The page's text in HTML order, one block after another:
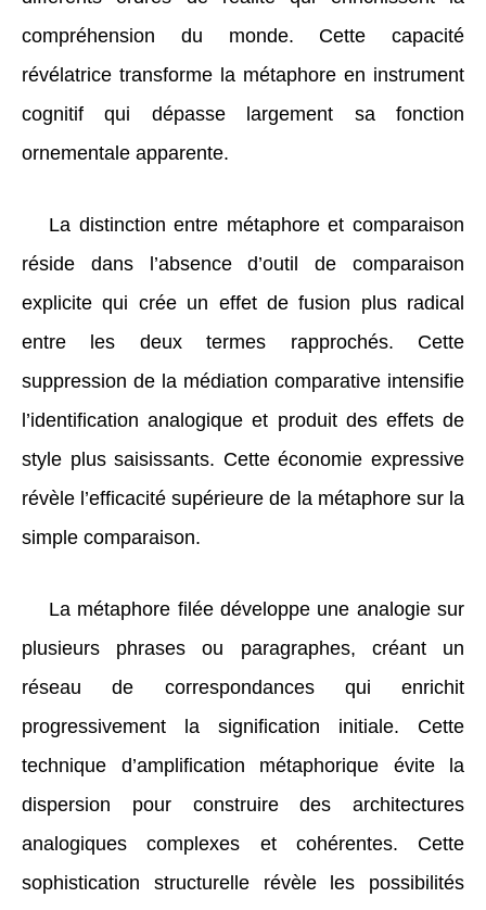
compréhension du monde. Cette capacité
révélatrice transforme la métaphore en instrument
cognitif qui dépasse largement sa fonction
ornementale apparente.
La distinction entre métaphore et comparaison
réside dans l’absence d’outil de comparaison
explicite qui crée un effet de fusion plus radical
entre les deux termes rapprochés. Cette
suppression de la médiation comparative intensifie
l’identification analogique et produit des effets de
style plus saisissants. Cette économie expressive
révèle l’efficacité supérieure de la métaphore sur la
simple comparaison.
La métaphore filée développe une analogie sur
plusieurs phrases ou paragraphes, créant un
réseau de correspondances qui enrichit
progressivement la signification initiale. Cette
technique d’amplification métaphorique évite la
dispersion pour construire des architectures
analogiques complexes et cohérentes. Cette
sophistication structurelle révèle les possibilités